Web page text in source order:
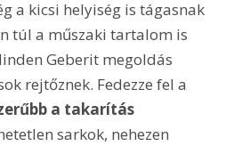
a kicsi helyiség is tágasnak
túl a műszaki tartalom is
Geberit megoldás
rejtőznek. Fedezze fel a
a takarítás
sarkok, nehezen